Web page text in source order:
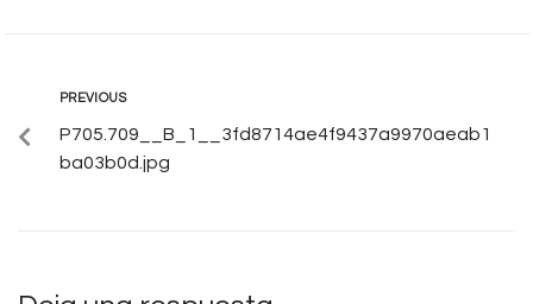
PREVIOUS
P705.709__B_1__3fd8714ae4f9437a9970aeab1
ba03b0d.jpg